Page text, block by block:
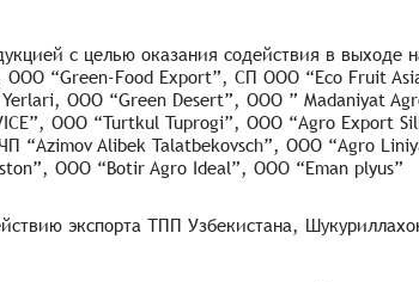
с целью оказания содействия в выходе
“Green-Food Export”, CП OOO “Eco Fruit
OOO “Green Desert”, OOO ” Madaniyat
OOO “Turtkul Tuprogi”, OOO “Agro Export
“Azimov Alibek Talatbekovsch”, OOO “Agro
OOO “Botir Agro Ideal”, OOO “Eman plyus”
экспорта ТПП Узбекистана,